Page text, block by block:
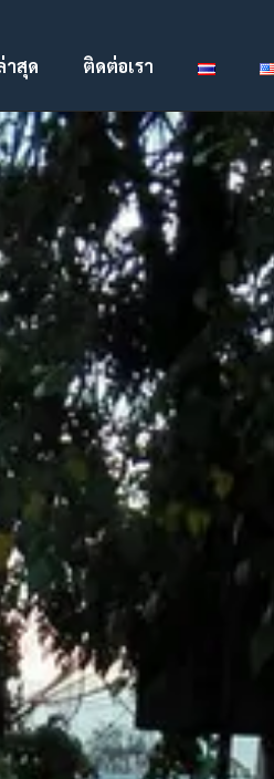
าสุด ติดต่อเรา